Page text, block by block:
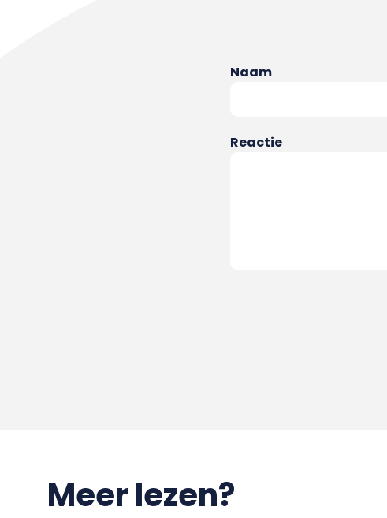
Naam
Reactie
Meer lezen?